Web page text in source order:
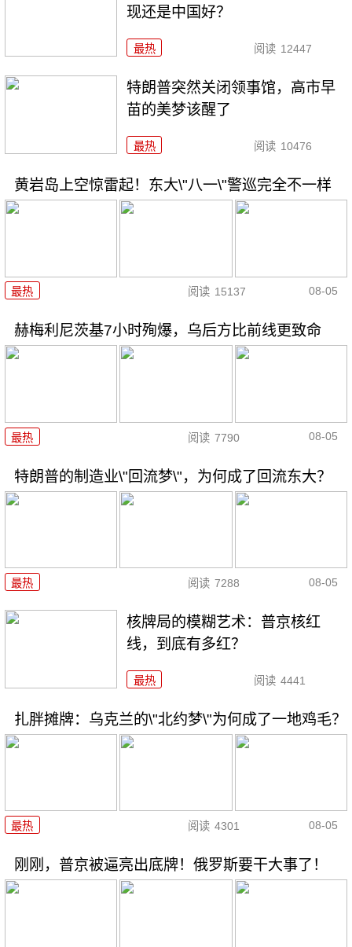
现还是中国好？
最热 阅读 12447
特朗普突然关闭领事馆，高市早
苗的美梦该醒了
最热 阅读 10476
黄岩岛上空惊雷起！东大\"八一\"警巡完全不一样
最热 阅读 15137 08-05
赫梅利尼茨基7小时殉爆，乌后方比前线更致命
最热 阅读 7790 08-05
特朗普的制造业\"回流梦\"，为何成了回流东大？
最热 阅读 7288 08-05
核牌局的模糊艺术：普京核红
线，到底有多红？
最热 阅读 4441
扎胖摊牌：乌克兰的\"北约梦\"为何成了一地鸡毛？
最热 阅读 4301 08-05
刚刚，普京被逼亮出底牌！俄罗斯要干大事了！